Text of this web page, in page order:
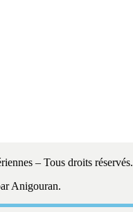
– Tous droits réservés.
Anigouran.